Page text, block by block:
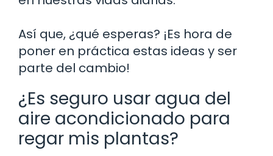
Así que, ¿qué esperas? ¡Es hora de
poner en práctica estas ideas y ser
parte del cambio!
¿Es seguro usar agua del
aire acondicionado para
regar mis plantas?